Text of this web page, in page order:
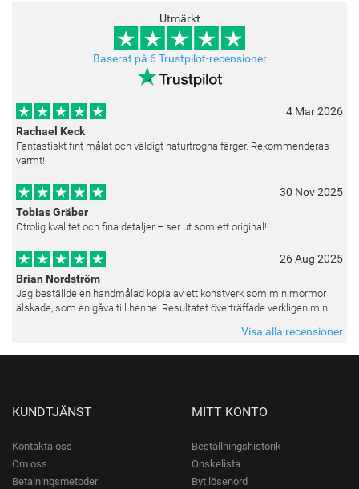
Utmärkt
Baserat på 6 Trustpilot-recensioner
4 Mar 2026
Rachael Keck
Fantastiskt fint målat och väldigt naturtrogna färger. Rekommenderas
varmt!
30 Nov 2025
Tobias Gräber
Otrolig kvalitet och fina detaljer – ser ut som ett original!
26 Aug 2025
Brian Nordström
Jag beställde en handmålad kopia av ett konstverk som min mormor
älskade, som en gåva till henne. Resultatet överträffade verkligen mina
Visa alla recensioner
KUNDTJÄNST
Kontakta oss
Om oss
Betalningsmetoder
MITT KONTO
Beställningshistorik
Önskelista
Byt lösenord